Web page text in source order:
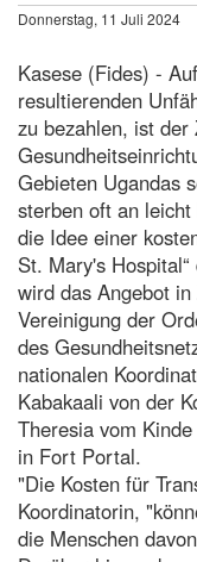
Donnerstag, 11 Juli 2024
Kasese (Fides) -
resultierenden
zu bezahlen, ist der
Gebieten Ugandas
sterben oft an
die Idee einer
St. Mary's
wird das Angebot
Vereinigung der
des
nationalen
Kabakaali von der
Theresia vom
in Fort Portal.
"Die Kosten für
Koordinatorin,
die Menschen